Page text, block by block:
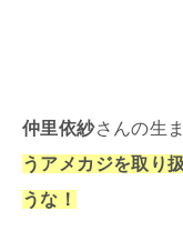
仲里依紗さんの生
うアメカジを取り
うな！